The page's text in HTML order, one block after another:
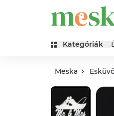
Kategóriák
Meska